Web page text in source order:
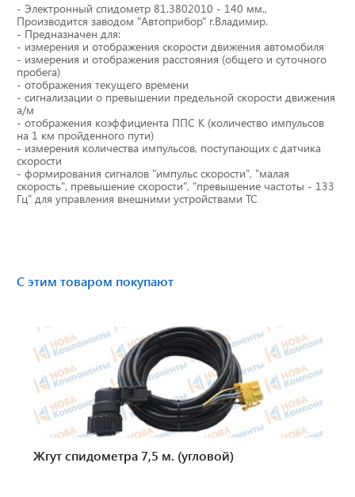
Видеонаблюдение на транспорте
GPS и ГЛОНАСС трекеры
Датчики уровня топлива
Блоки СКЗИ (НКМ)
Тахографы
Элементы питания
Автоклимат
Картриджи для принтеров этикеток
Короба для тахографов
- Электронный спидометр 81.3802010 - 140 мм.,
Производится заводом "Автоприбор" г.Владимир.
- Предназначен для:
- измерения и отображения скорости движения автомобиля
- измерения и отображения расстояния (общего и суточного
пробега)
- отображения текущего времени
- сигнализации о превышении предельной скорости движения
а/м
- отображения коэффициента ППС К (количество импульсов
на 1 км пройденного пути)
- измерения количества импульсов, поступающих с датчика
скорости
- формирования сигналов "импульс скорости", "малая
скорость", превышение скорости", "превышение частоты - 133
Гц" для управления внешними устройствами ТС
С этим товаром покупают
Жгут спидометра 7,5 м. (угловой)